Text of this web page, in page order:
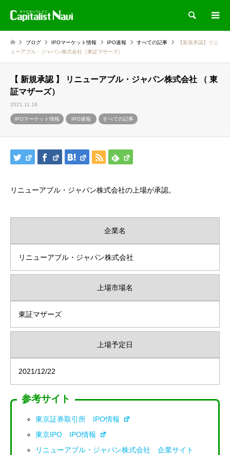
検索
ブログ IPOマーケット情報 IPO速報 すべての記事
【新規承認】リニ
ューアブル・ジャパン株式会社（東証マザーズ）
【 新規承認 】 リニューアブル・ジャパン株式会社 （ 東
証マザーズ）
2021.11.18
IPOマーケット情報 IPO速報 すべての記事
リニューアブル・ジャパン株式会社の上場が承認。
企業名
リニューアブル・ジャパン株式会社
上場市場名
東証マザーズ
上場予定日
2021/12/22
参考サイト
東京証券取引所 IPO情報
東京IPO IPO情報
リニューアブル・ジャパン株式会社 企業サイト